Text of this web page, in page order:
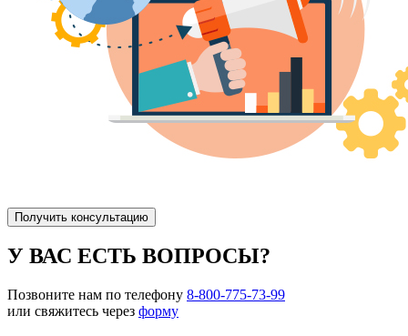
Получить консультацию
У ВАС ЕСТЬ ВОПРОСЫ?
Позвоните нам по телефону 8-800-775-73-99
или свяжитесь через форму